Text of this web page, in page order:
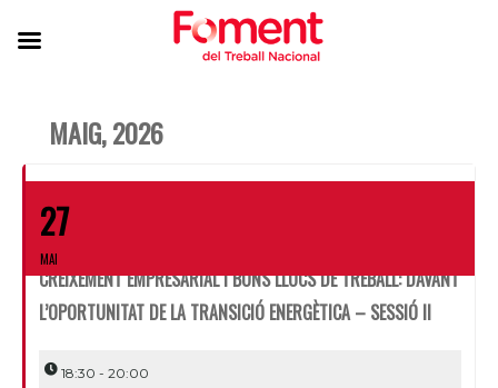
MAIG, 2026
27
MAI
CREIXEMENT EMPRESARIAL I BONS LLOCS DE TREBALL: DAVANT
L’OPORTUNITAT DE LA TRANSICIÓ ENERGÈTICA – SESSIÓ II
18:30 - 20:00